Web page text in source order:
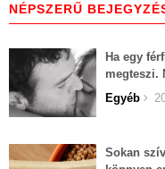
NÉPSZERŰ
Ha egy
megteszi.
Egyéb
Sokan